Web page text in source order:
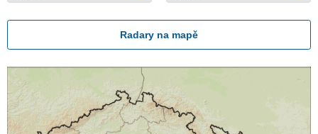
Radary na mapě